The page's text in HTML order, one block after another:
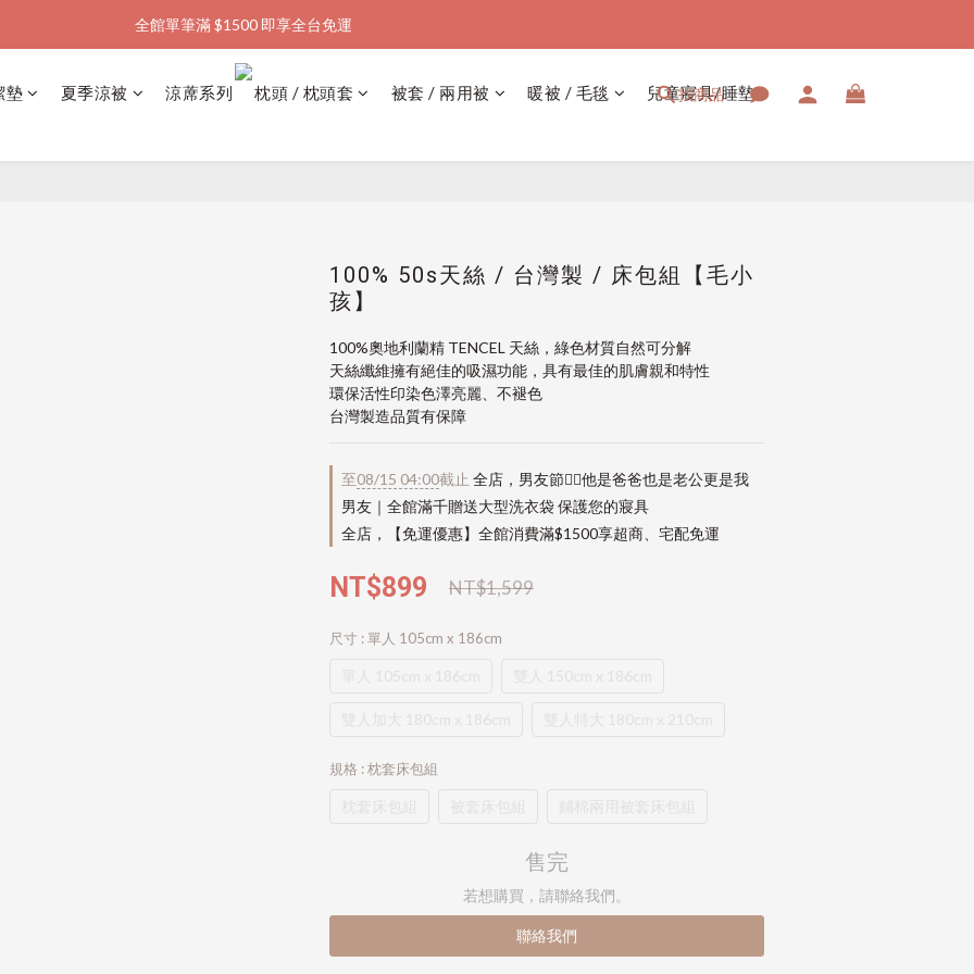
加入會員購物金  馬上領  馬上折
全館單筆滿 $1500 即享全台免運
加入會員購物金  馬上領  馬上折
找商品
墊 夏季涼被 涼蓆系列 枕頭 / 枕頭套 被套 / 兩用被 暖被 / 毛毯 兒童寢具/睡墊
100% 50s天絲 / 台灣製 / 床包組【毛小
孩】
100%奧地利蘭精 TENCEL 天絲，綠色材質自然可分解
天絲纖維擁有絕佳的吸濕功能，具有最佳的肌膚親和特性
環保活性印染色澤亮麗、不褪色
台灣製造品質有保障
至08/15 04:00截止 全店，男友節👱‍♂️他是爸爸也是老公更是我
男友｜全館滿千贈送大型洗衣袋 保護您的寢具
全店，【免運優惠】全館消費滿$1500享超商、宅配免運
NT$1,599
NT$899
尺寸 : 單人 105cm x 186cm
規格 : 枕套床包組
售完
若想購買，請聯絡我們。
聯絡我們